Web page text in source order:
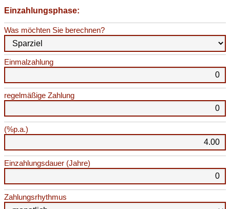
Einzahlungsphase:
Was möchten Sie berechnen?
Einmalzahlung
regelmäßige Zahlung
(%p.a.)
Einzahlungsdauer (Jahre)
Zahlungsrhythmus